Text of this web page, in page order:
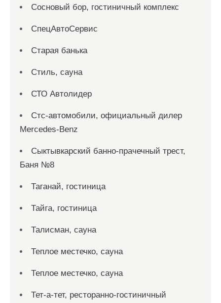
Сосновый бор, гостиничный комплекс
СпецАвтоСервис
Старая банька
Стиль, сауна
СТО Автолидер
Стс-автомобили, официальный дилер
Mercedes-Benz
Сыктывкарский банно-прачечный трест,
Баня №8
Таганай, гостиница
Тайга, гостиница
Талисман, сауна
Теплое местечко, сауна
Теплое местечко, сауна
Тет-а-тет, ресторанно-гостиничный